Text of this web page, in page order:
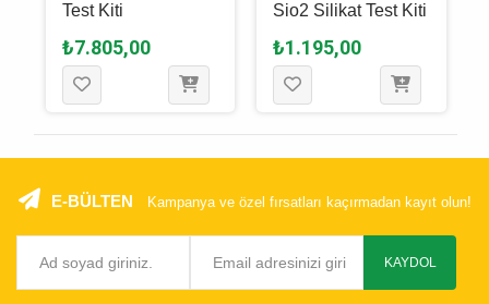
Test Kiti
₺7.805,00
Sio2 Silikat Test Kiti
₺1.195,00
E-BÜLTEN Kampanya ve özel fırsatları kaçırmadan kayıt olun!
KAYDOL